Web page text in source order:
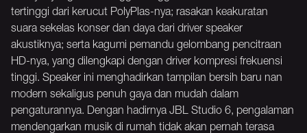
tertinggi dari kerucut PolyPlas-nya; rasakan keakuratan
suara sekelas konser dan daya dari driver speaker
akustiknya; serta kagumi pemandu gelombang pencitraan
HD-nya, yang dilengkapi dengan driver kompresi frekuensi
tinggi. Speaker ini menghadirkan tampilan bersih baru nan
modern sekaligus penuh gaya dan mudah dalam
pengaturannya. Dengan hadirnya JBL Studio 6, pengalaman
mendengarkan musik di rumah tidak akan pernah terasa